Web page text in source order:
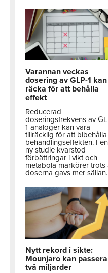
Varannan veckas
dosering av GLP-1 kan
räcka för att behålla
effekt
Reducerad
doseringsfrekvens av
1-analoger kan vara
tillräcklig för att bibehålla
behandlingseffekten. I en
ny studie kvarstod
förbättringar i vikt och
metabola markörer trots
doserna gavs mer sällan.
Nytt rekord i sikte:
Mounjaro kan passera
två miljarder